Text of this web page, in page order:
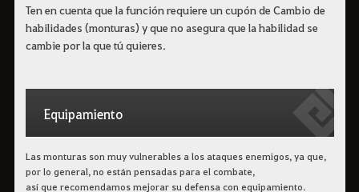
Ten en cuenta que la función requiere un cupón de Cambio de
habilidades (monturas) y que no asegura que la habilidad se
cambie por la que tú quieres.
Equipamiento
Las monturas son muy vulnerables a los ataques enemigos, ya que,
por lo general, no están pensadas para el combate,
así que recomendamos mejorar su defensa con equipamiento.